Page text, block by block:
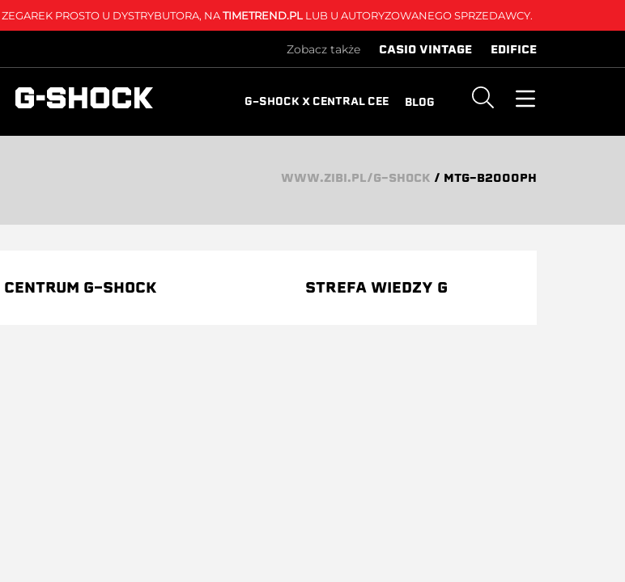
PROSTO U DYSTRYBUTORA, NATIMETREND.PLLUB U AUTORYZOWANEGO SPRZEDAWCY.
Zobacz także CASIO VINTAGE EDIFICE
G-SHOCK X CENTRAL CEE BLOG
WWW.ZIBI.PL/G-SHOCK / MTG-B2000PH
CENTRUM G-SHOCK STREFA WIEDZY G